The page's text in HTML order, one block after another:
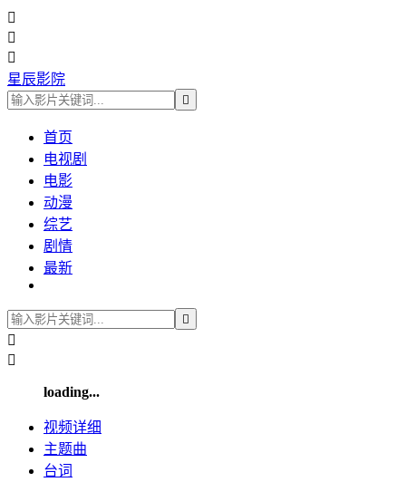



星辰影院

首页
电视剧
电影
动漫
综艺
剧情
最新



loading...
视频详细
主题曲
台词